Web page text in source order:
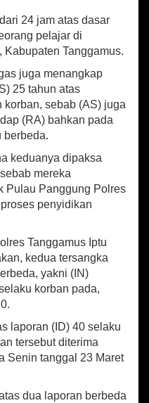
24 jam atas dasar
pelajar di
Tanggamus.
juga menangkap
25 tahun atas
sebab (AS) juga
(RA) bahkan pada
berbeda.
keduanya dipaksa
mereka
Pulau Panggung Polres
penyidikan
Tanggamus Iptu
kedua tersangka
yakni (IN)
korban pada,
laporan (ID) 40 selaku
tersebut diterima
Senin tanggal 23 Maret
dua laporan berbeda